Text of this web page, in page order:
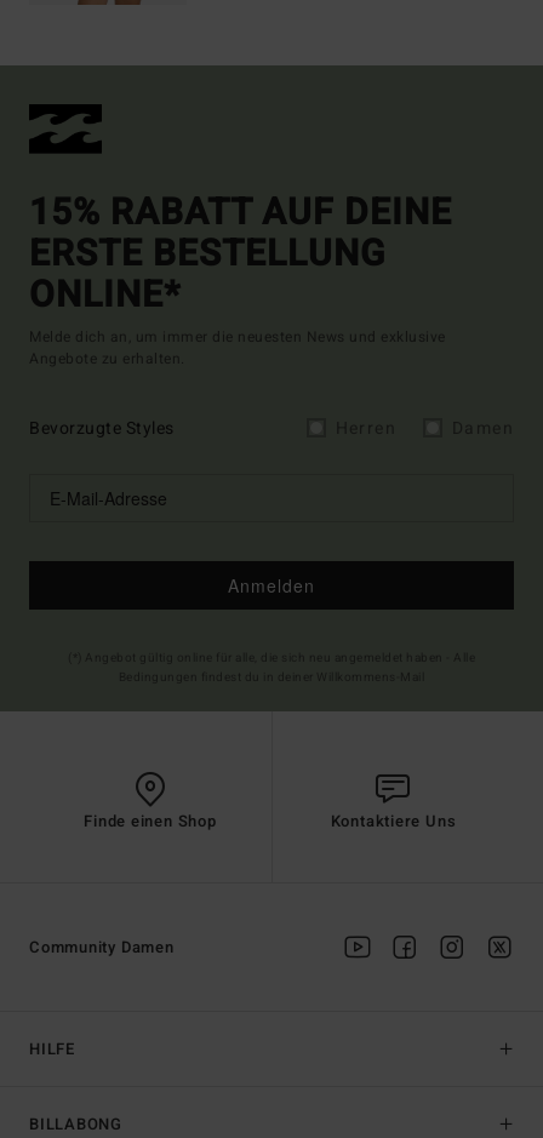
15% RABATT AUF DEINE
ERSTE BESTELLUNG
ONLINE*
Melde dich an, um immer die neuesten News und exklusive
Angebote zu erhalten.
Bevorzugte Styles
Anmelden
Finde einen Shop Kontaktiere Uns
HILFE
BILLABONG
Community Damen